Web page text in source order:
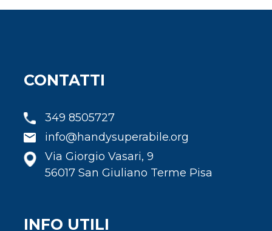
CONTATTI
349 8505727
info@handysuperabile.org
Via Giorgio Vasari, 9
56017 San Giuliano Terme Pisa
INFO UTILI